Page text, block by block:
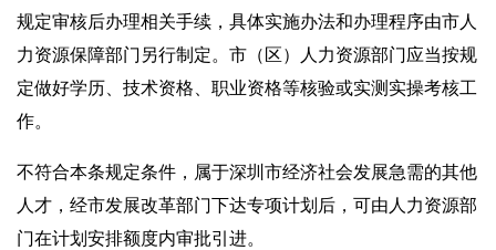
规定审核后办理相关手续，具体实施办法和办理程序由市人
力资源保障部门另行制定。市（区）人力资源部门应当按规
定做好学历、技术资格、职业资格等核验或实测实操考核工
作。
不符合本条规定条件，属于深圳市经济社会发展急需的其他
人才，经市发展改革部门下达专项计划后，可由人力资源部
门在计划安排额度内审批引进。